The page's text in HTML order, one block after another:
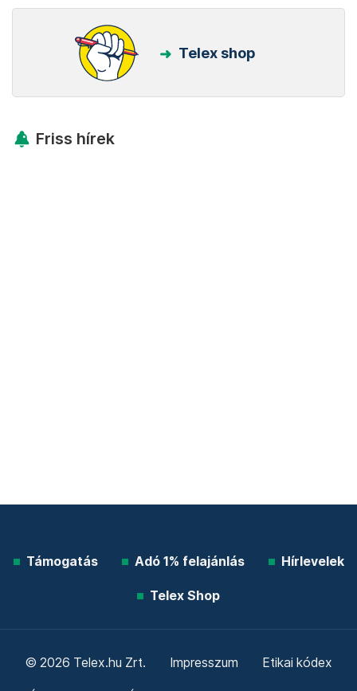
Telex shop
Friss hírek
Támogatás Adó 1% felajánlás Hírlevelek
Telex Shop
© 2026 Telex.hu Zrt. Impresszum Etikai kódex